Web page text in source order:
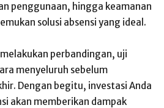
penggunaan, hingga keamanan
solusi absensi yang ideal.
perbandingan, uji
menyeluruh sebelum
Dengan begitu, investasi Anda
akan memberikan dampak